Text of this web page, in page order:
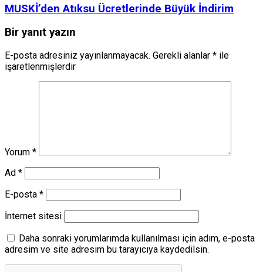
MUSKİ’den Atıksu Ücretlerinde Büyük İndirim
Bir yanıt yazın
E-posta adresiniz yayınlanmayacak. Gerekli alanlar * ile
işaretlenmişlerdir
Yorum *
Ad *
E-posta *
İnternet sitesi
Daha sonraki yorumlarımda kullanılması için adım, e-posta
adresim ve site adresim bu tarayıcıya kaydedilsin.